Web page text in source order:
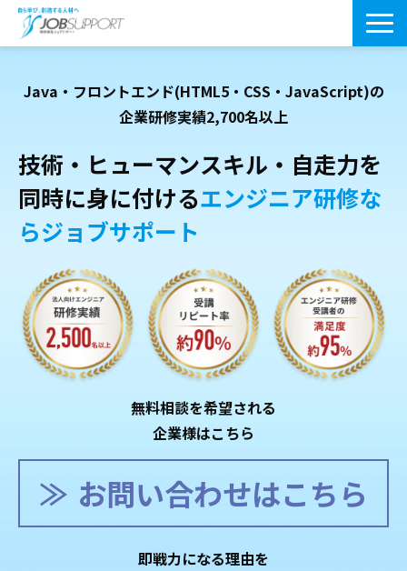
よくあるご質問
お役立ちブログ
会社案内・アクセス
Java・フロントエンド(HTML5・CSS・JavaScript)の
企業研修実績2,700名以上
技術・ヒューマンスキル・自走力を
同時に身に付けるエンジニア研修な
らジョブサポート
無料相談を希望される
企業様はこちら
お問い合わせはこちら
即戦力になる理由を